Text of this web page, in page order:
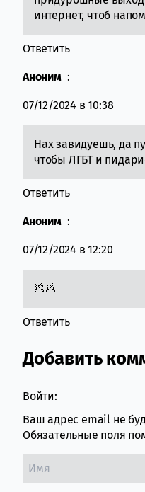
интернет, чтоб
Ответить
Аноним :
07/12/2024 в 10:38
Нах завидуешь, да
чтобы ЛГБТ и
Ответить
Аноним :
07/12/2024 в 12:20
💩💩
Ответить
Добавить
Войти:
Ваш адрес email не
Обязательные поля